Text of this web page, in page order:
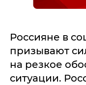
Россияне в
призывают
на резкое
ситуации.